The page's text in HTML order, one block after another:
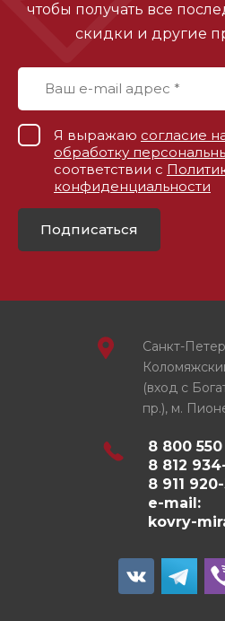
чтобы получать все
скидки и другие
Я выражаю согласие
обработку
соответствии с
конфиденциальности
Подписаться
Санкт-
(вход с
пр.), м.
8 800 550
8 812
8 911
e-mail:
kovry-